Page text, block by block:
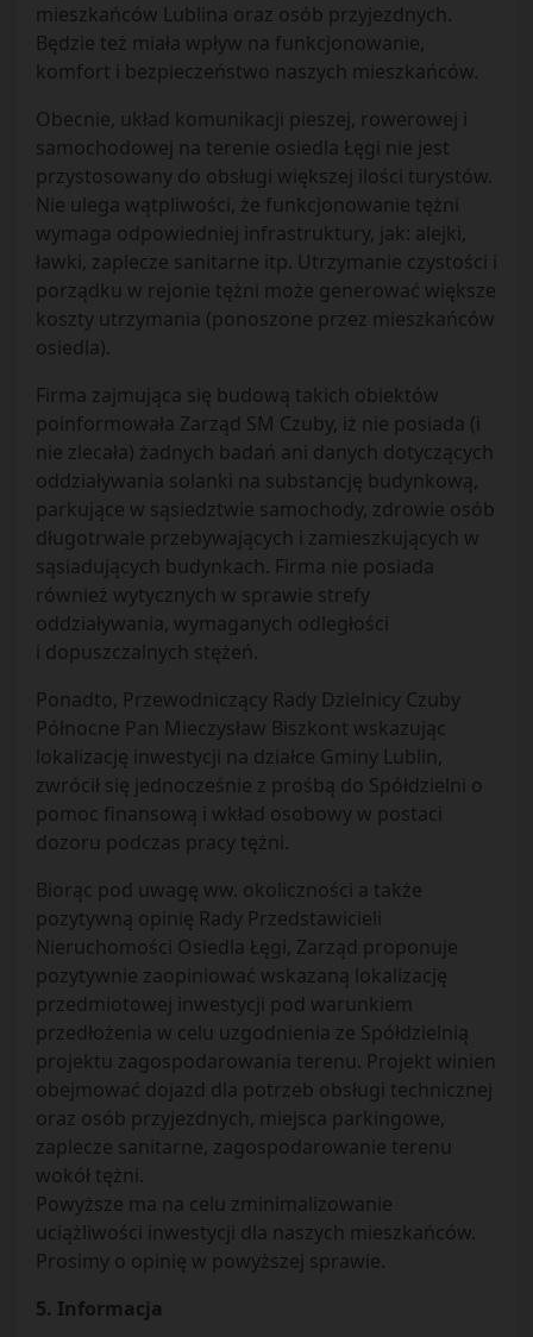
mieszkańców Lublina oraz osób przyjezdnych.
Będzie też miała wpływ na funkcjonowanie,
komfort i bezpieczeństwo naszych mieszkańców.
Obecnie, układ komunikacji pieszej, rowerowej i
samochodowej na terenie osiedla Łęgi nie jest
przystosowany do obsługi większej ilości turystów.
Nie ulega wątpliwości, że funkcjonowanie tężni
wymaga odpowiedniej infrastruktury, jak: alejki,
ławki, zaplecze sanitarne itp. Utrzymanie czystości i
porządku w rejonie tężni może generować większe
koszty utrzymania (ponoszone przez mieszkańców
osiedla).
Firma zajmująca się budową takich obiektów
poinformowała Zarząd SM Czuby, iż nie posiada (i
nie zlecała) żadnych badań ani danych dotyczących
oddziaływania solanki na substancję budynkową,
parkujące w sąsiedztwie samochody, zdrowie osób
długotrwale przebywających i zamieszkujących w
sąsiadujących budynkach. Firma nie posiada
również wytycznych w sprawie strefy
oddziaływania, wymaganych odległości
i dopuszczalnych stężeń.
Ponadto, Przewodniczący Rady Dzielnicy Czuby
Północne Pan Mieczysław Biszkont wskazując
lokalizację inwestycji na działce Gminy Lublin,
zwrócił się jednocześnie z prośbą do Spółdzielni o
pomoc finansową i wkład osobowy w postaci
dozoru podczas pracy tężni.
Biorąc pod uwagę ww. okoliczności a także
pozytywną opinię Rady Przedstawicieli
Nieruchomości Osiedla Łęgi, Zarząd proponuje
pozytywnie zaopiniować wskazaną lokalizację
przedmiotowej inwestycji pod warunkiem
przedłożenia w celu uzgodnienia ze Spółdzielnią
projektu zagospodarowania terenu. Projekt winien
obejmować dojazd dla potrzeb obsługi technicznej
oraz osób przyjezdnych, miejsca parkingowe,
zaplecze sanitarne, zagospodarowanie terenu
wokół tężni.
Powyższe ma na celu zminimalizowanie
uciążliwości inwestycji dla naszych mieszkańców.
Prosimy o opinię w powyższej sprawie.
5. Informacja